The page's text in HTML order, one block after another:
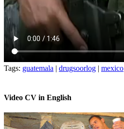
Tags: guatemala | drugsoorlog | mexico
Video CV in English